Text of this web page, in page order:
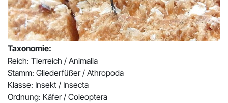
Taxonomie:
Reich: Tierreich / Animalia
Stamm: Gliederfüßer / Athropoda
Klasse: Insekt / Insecta
Ordnung: Käfer / Coleoptera